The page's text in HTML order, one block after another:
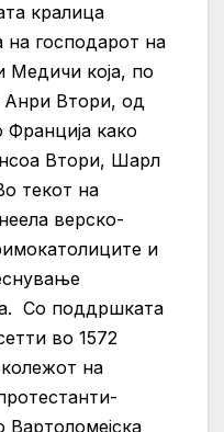
кралица
господарот на
која, по
Анри Втори, од
Франција како
Втори, Шарл
текот на
верско-
и
Со поддршката
во 1572
на
Вартоломејска